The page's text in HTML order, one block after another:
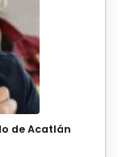
de Acatlán